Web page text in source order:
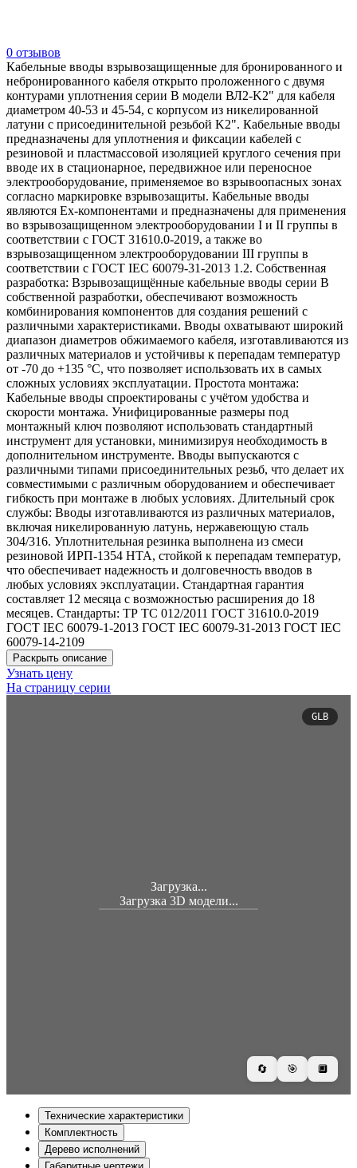
0 отзывов
Кабельные вводы взрывозащищенные для бронированного и
небронированного кабеля открыто проложенного с двумя
контурами уплотнения серии В модели ВЛ2-K2" для кабеля
диаметром 40-53 и 45-54, с корпусом из никелированной
латуни с присоединительной резьбой K2". Кабельные вводы
предназначены для уплотнения и фиксации кабелей с
резиновой и пластмассовой изоляцией круглого сечения при
вводе их в стационарное, передвижное или переносное
электрооборудование, применяемое во взрывоопасных зонах
согласно маркировке взрывозащиты. Кабельные вводы
являются Ех-компонентами и предназначены для применения
во взрывозащищенном электрооборудовании I и II группы в
соответствии с ГОСТ 31610.0-2019, а также во
взрывозащищенном электрооборудовании III группы в
соответствии с ГОСТ IEC 60079-31-2013 1.2. Собственная
разработка: Взрывозащищённые кабельные вводы серии В
собственной разработки, обеспечивают возможность
комбинирования компонентов для создания решений с
различными характеристиками. Вводы охватывают широкий
диапазон диаметров обжимаемого кабеля, изготавливаются из
различных материалов и устойчивы к перепадам температур
от -70 до +135 °C, что позволяет использовать их в самых
сложных условиях эксплуатации. Простота монтажа:
Кабельные вводы спроектированы с учётом удобства и
скорости монтажа. Унифицированные размеры под
монтажный ключ позволяют использовать стандартный
инструмент для установки, минимизируя необходимость в
дополнительном инструменте. Вводы выпускаются с
различными типами присоединительных резьб, что делает их
совместимыми с различным оборудованием и обеспечивает
гибкость при монтаже в любых условиях. Длительный срок
службы: Вводы изготавливаются из различных материалов,
включая никелированную латунь, нержавеющую сталь
304/316. Уплотнительная резинка выполнена из смеси
резиновой ИРП-1354 НТА, стойкой к перепадам температур,
что обеспечивает надежность и долговечность вводов в
любых условиях эксплуатации. Стандартная гарантия
составляет 12 месяца с возможностью расширения до 18
месяцев. Стандарты: ТР ТС 012/2011 ГОСТ 31610.0-2019
ГОСТ IEC 60079-1-2013 ГОСТ IEC 60079-31-2013 ГОСТ IEC
60079-14-2109
Раскрыть описание
Узнать цену
На страницу серии
Загрузка...
Загрузка 3D модели...
🔄 🎯 🔲
GLB
Технические характеристики
Комплектность
Дерево исполнений